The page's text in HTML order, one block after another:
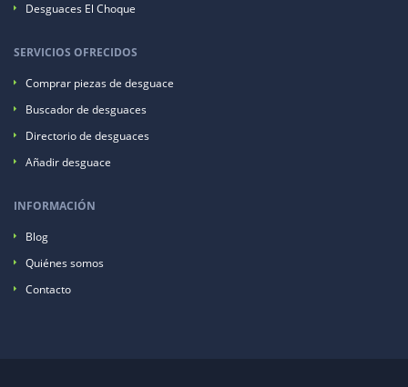
Desguaces El Choque
SERVICIOS OFRECIDOS
Comprar piezas de desguace
Buscador de desguaces
Directorio de desguaces
Añadir desguace
INFORMACIÓN
Blog
Quiénes somos
Contacto